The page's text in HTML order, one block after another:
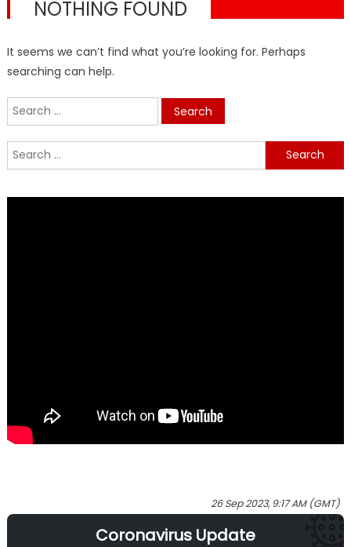
NOTHING FOUND
It seems we can’t find what you’re looking for. Perhaps
searching can help.
Search
for:
Search
for:
26 Sep 2023, 9:17 AM (GMT)
Coronavirus Update